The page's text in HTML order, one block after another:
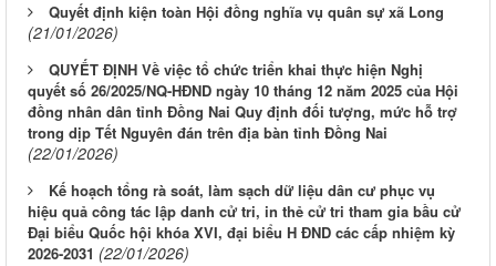
Quyết định kiện toàn Hội đồng nghĩa vụ quân sự xã Long
(21/01/2026)
QUYẾT ĐỊNH Về việc tổ chức triển khai thực hiện Nghị
quyết số 26/2025/NQ-HĐND ngày 10 tháng 12 năm 2025 của Hội
đồng nhân dân tỉnh Đồng Nai Quy định đối tượng, mức hỗ trợ
trong dịp Tết Nguyên đán trên địa bàn tỉnh Đồng Nai
(22/01/2026)
Kế hoạch tổng rà soát, làm sạch dữ liệu dân cư phục vụ
hiệu quả công tác lập danh cử tri, in thẻ cử tri tham gia bầu cử
Đại biểu Quốc hội khóa XVI, đại biểu H ĐND các cấp nhiệm kỳ
2026-2031 (22/01/2026)